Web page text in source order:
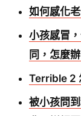
如何感化
小孩感冒
同，怎麼
Terrible 2
被小孩問